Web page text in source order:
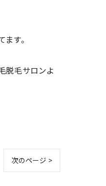
す。
脱毛サロンよ
次のページ >